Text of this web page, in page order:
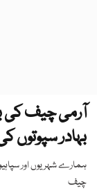
آرمی چیف کی
بہادر سپوتوں
ہمارے شہریوں اور
چیف